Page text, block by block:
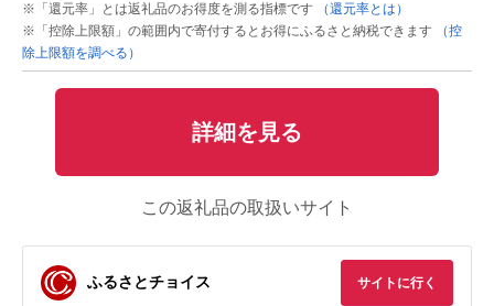
※「還元率」とは返礼品のお得度を測る指標です
（還元率とは）
※「控除上限額」の範囲内で寄付するとお得にふるさと納税できます
（控
除上限額を調べる）
詳細を見る
この返礼品の取扱いサイト
ふるさとチョイス サイトに行く